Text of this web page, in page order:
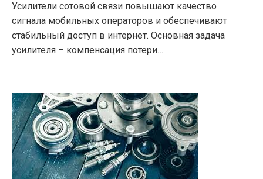
Усилители сотовой связи повышают качество
сигнала мобильных операторов и обеспечивают
стабильный доступ в интернет. Основная задача
усилителя – компенсация потери…